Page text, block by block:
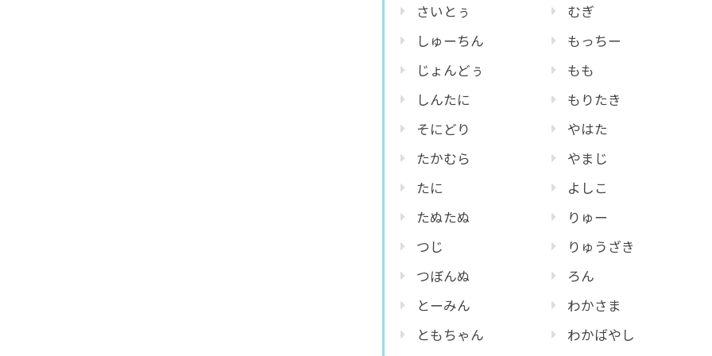
さいとぅ
しゅーちん
じょんどぅ
しんたに
そにどり
たかむら
たに
たぬたぬ
つじ
つぼんぬ
とーみん
ともちゃん
むぎ
もっちー
もも
もりたき
やはた
やまじ
よしこ
りゅー
りゅうざき
ろん
わかさま
わかばやし